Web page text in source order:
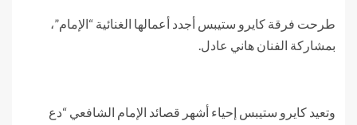
طرحت فرقة كايرو ستيبس أجدد أعمالها الغنائية “الإمام”،
بمشاركة الفنان هاني عادل.
وتعيد كايرو ستيبس إحياء أشهر قصائد الإمام الشافعي “دع